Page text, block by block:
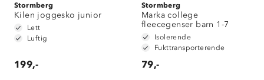
Stormberg
Kilen joggesko junior
Lett
Luftig
199,-
Stormberg
Marka college
fleecegenser barn 1-7
Isolerende
Fukttransporterende
79,-